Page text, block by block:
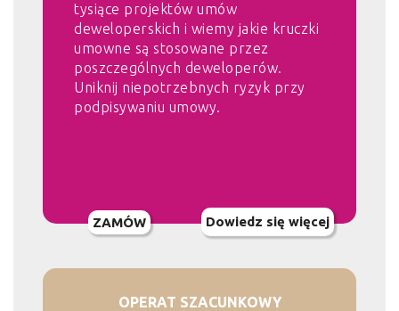
tysiące projektów umów
deweloperskich i wiemy jakie kruczki
umowne są stosowane przez
poszczególnych deweloperów.
Uniknij niepotrzebnych ryzyk przy
podpisywaniu umowy.
ZAMÓW Dowiedz się więcej
OPERAT SZACUNKOWY